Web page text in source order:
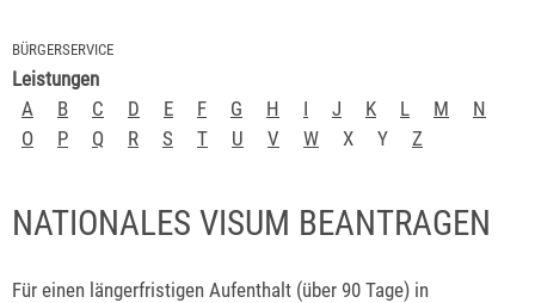
BÜRGERSERVICE
Leistungen
A
B C D E F G H I J K L M
N
O
P Q R S T U V W X Y Z
NATIONALES VISUM BEANTRAGEN
Für einen längerfristigen Aufenthalt (über 90 Tage) in